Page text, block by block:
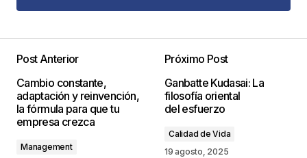
Agregar Comentario
publicada. Los campos obligatorios están
marcados con*
Post Anterior
Cambio constante,
adaptación y reinvención,
la fórmula para que tu
empresa crezca
Management
Próximo Post
Ganbatte Kudasai: La
filosofía oriental
del esfuerzo
Calidad de Vida
19 agosto, 2025